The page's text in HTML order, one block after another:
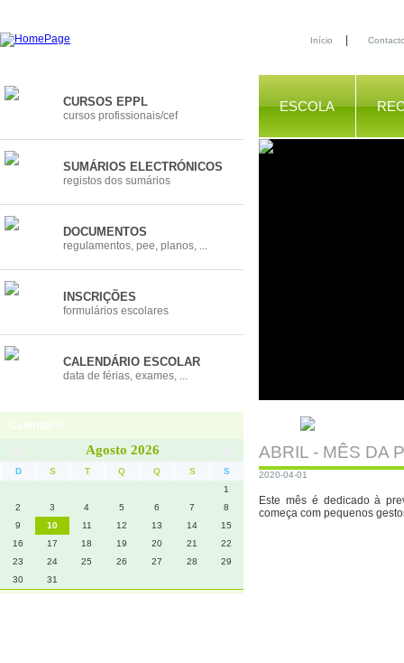
Início
CURSOS EPPL
cursos profissionais/cef
SUMÁRIOS ELECTRÓNICOS
registos dos sumários
DOCUMENTOS
regulamentos, pee, planos, ...
INSCRIÇÕES
formulários escolares
CALENDÁRIO ESCOLAR
data de férias, exames, ...
Contactos
ESCOLA
Calendário
Agosto 2026
D S T Q Q S
S
1
2
3 4 5 6 7
8
9
10 11 12 13 14
15
16
17 18 19 20 21
22
23
24 25 26 27 28
29
30
31
ABRIL - MÊS DA
2020-04-01
Este mês é dedicado à
começa com pequenos